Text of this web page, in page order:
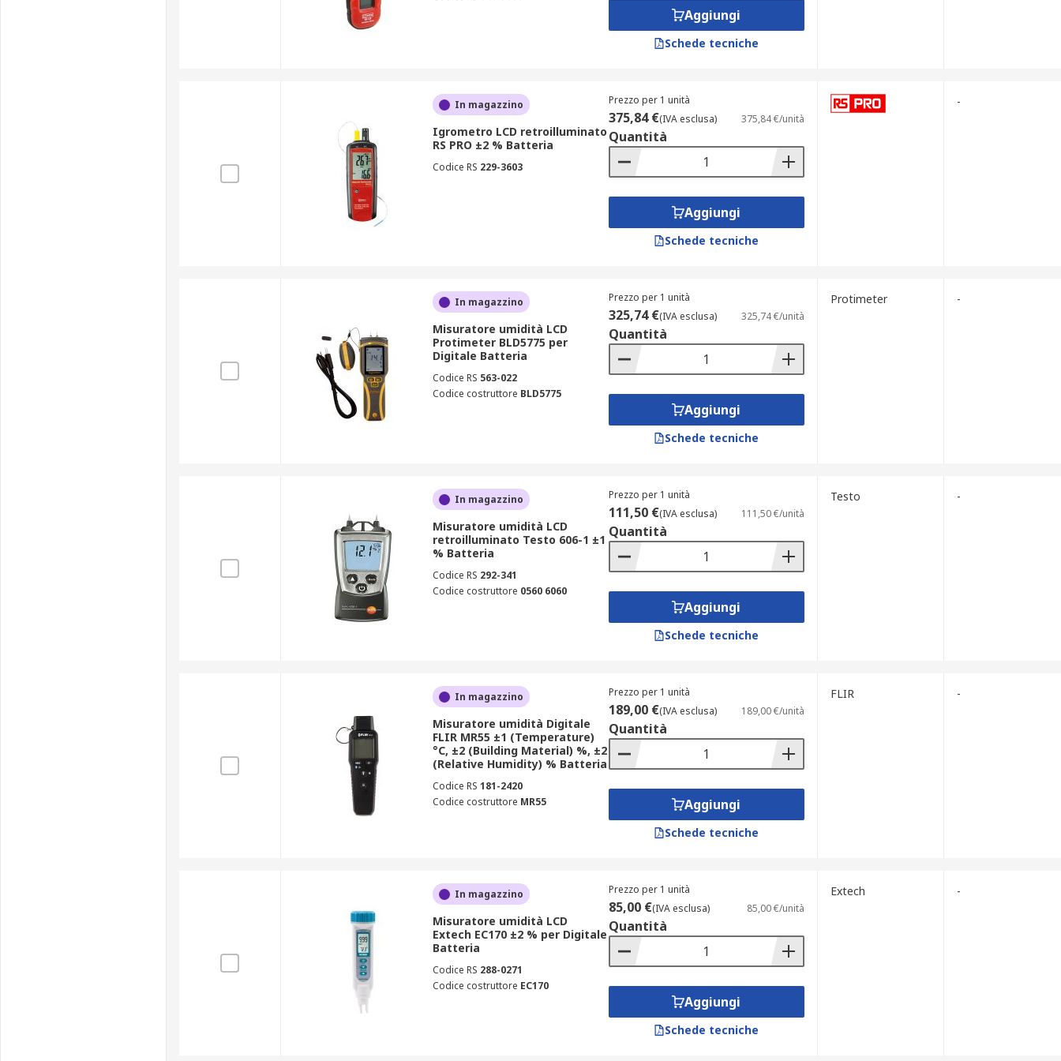
Aggiungi
Schede tecniche
In magazzino
Igrometro LCD retroilluminato
RS PRO ±2 % Batteria
Codice RS 229-3603
Prezzo per 1 unità
375,84 €(IVA esclusa) 375,84 €/unità
Quantità
Aggiungi
Schede tecniche
-
In magazzino
Misuratore umidità LCD
Protimeter BLD5775 per
Digitale Batteria
Codice RS 563-022
Codice costruttore BLD5775
Prezzo per 1 unità
325,74 €(IVA esclusa) 325,74 €/unità
Quantità
Aggiungi
Schede tecniche
Protimeter -
In magazzino
Misuratore umidità LCD
retroilluminato Testo 606-1 ±1
% Batteria
Codice RS 292-341
Codice costruttore 0560 6060
Prezzo per 1 unità
111,50 €(IVA esclusa) 111,50 €/unità
Quantità
Aggiungi
Schede tecniche
Testo -
In magazzino
Misuratore umidità Digitale
FLIR MR55 ±1 (Temperature)
°C, ±2 (Building Material) %, ±2
(Relative Humidity) % Batteria
Codice RS 181-2420
Codice costruttore MR55
Prezzo per 1 unità
189,00 €(IVA esclusa) 189,00 €/unità
Quantità
Aggiungi
Schede tecniche
FLIR -
In magazzino
Misuratore umidità LCD
Extech EC170 ±2 % per Digitale
Batteria
Codice RS 288-0271
Codice costruttore EC170
Prezzo per 1 unità
85,00 €(IVA esclusa) 85,00 €/unità
Quantità
Aggiungi
Schede tecniche
Extech -